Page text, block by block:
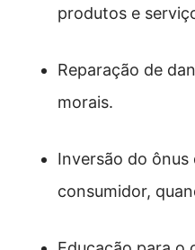
produtos e
Reparação de
morais.
Inversão do
consumidor,